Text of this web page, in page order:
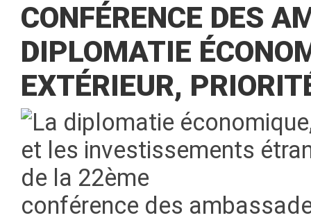
CONFÉRENCE DES
DIPLOMATIE
EXTÉRIEUR,
La diplomatie
et les investissements
de la 22ème
conférence des